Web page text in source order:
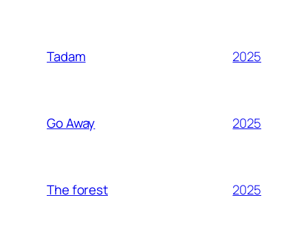
Tadam 2025
Go Away 2025
The forest 2025